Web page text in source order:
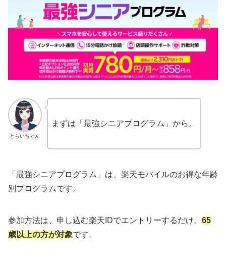
とらいちゃん
まずは「最強シニアプログラム」から。
「最強シニアプログラム」は、楽天モバイルのお得な年齢
別プログラムです。
参加方法は、申し込む楽天IDでエントリーするだけ。 65
歳以上の方が対象です。